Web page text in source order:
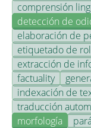
comprensión
detección de
elaboración de
etiquetado de
extracción de
factuality
indexación de
traducción
morfología